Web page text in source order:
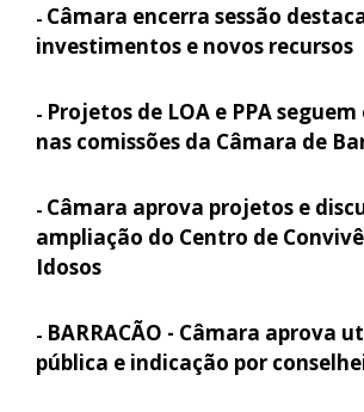
- Câmara encerra sessão
investimentos e novos recursos
- Projetos de LOA e PPA
nas comissões da Câmara de
- Câmara aprova projetos e
ampliação do Centro de
Idosos
- BARRACÃO - Câmara aprova
pública e indicação por